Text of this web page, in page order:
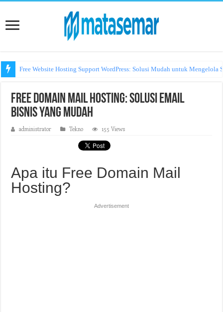
Free Website Hosting Support WordPress: Solusi Mudah untuk Mengelola
Free Domain Mail Hosting: Solusi Email
Bisnis yang Mudah
administrator Tekno 155 Views
Apa itu Free Domain Mail
Hosting?
Advertisement